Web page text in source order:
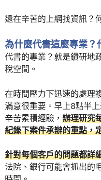
還在辛苦的上網找資訊？
為什麼代書這麼專業？
代書的專業？就是鑽研地
稅空間。
在時間壓力下迅速的處理
滿意很重要。早上8點半
辛苦累積經驗， 辦理研究
紀錄下案件承辦的重點，
針對每個客戶的問題都詳
法院、銀行可能會抓出的